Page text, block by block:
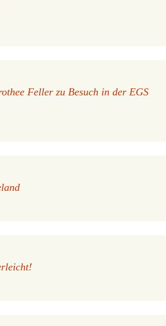
Feller zu Besuch in der EGS